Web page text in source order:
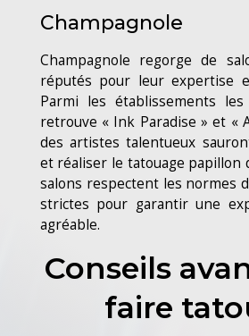
Champagnole
Champagnole regorge de
réputés pour leur expertise
Parmi les établissements
retrouve « Ink Paradise » et «
des artistes talentueux
et réaliser le tatouage papillon
salons respectent les normes
strictes pour garantir une
agréable.
Conseils
faire